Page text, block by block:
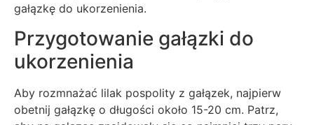
gałązkę do ukorzenienia.
Przygotowanie gałązki do
ukorzenienia
Aby rozmnażać lilak pospolity z gałązek, najpierw
obetnij gałązkę o długości około 15-20 cm. Patrz,